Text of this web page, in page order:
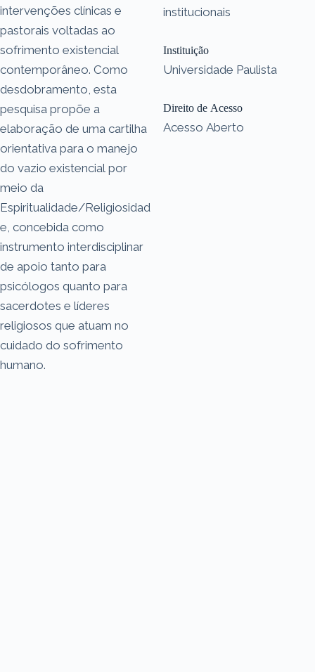
intervenções clínicas e
pastorais voltadas ao
sofrimento existencial
contemporâneo. Como
desdobramento, esta
pesquisa propõe a
elaboração de uma cartilha
orientativa para o manejo
do vazio existencial por
meio da
Espiritualidade/Religiosidad
e, concebida como
instrumento interdisciplinar
de apoio tanto para
psicólogos quanto para
sacerdotes e líderes
religiosos que atuam no
cuidado do sofrimento
humano.
institucionais
Instituição
Universidade Paulista
Direito de Acesso
Acesso Aberto